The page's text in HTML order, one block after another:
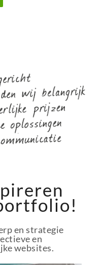
en strategie
en
websites.